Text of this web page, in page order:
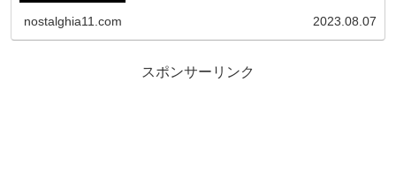
nostalghia11.com 2023.08.07
スポンサーリンク